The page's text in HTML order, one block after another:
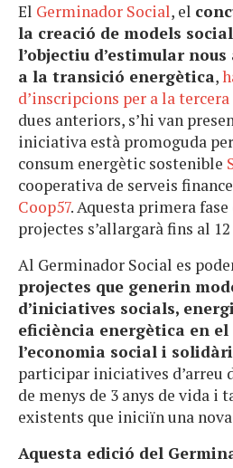
El Germinador Social, el
la creació de models
l’objectiu d’estimular
a la transició energètica,
d’inscripcions per a la
dues anteriors, s’hi van
iniciativa està promoguda
consum energètic sostenible
cooperativa de serveis
Coop57. Aquesta primera
projectes s’allargarà fins al
Al Germinador Social es
projectes que generin
d’iniciatives socials,
eficiència energètica en el
l’economia social i
participar iniciatives d’arreu
de menys de 3 anys de vida i
existents que iniciïn una
Aquesta edició del